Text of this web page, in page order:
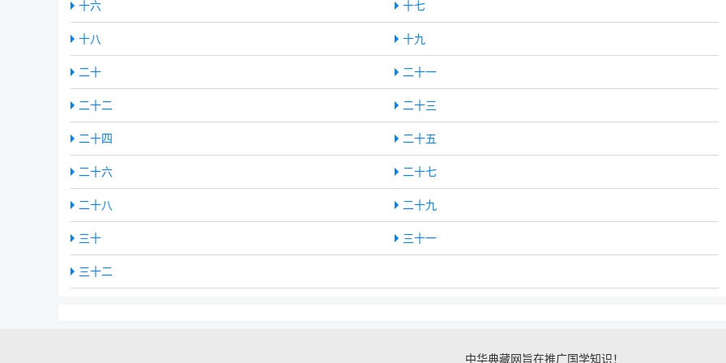
十六 十七
十八 十九
二十 二十一
二十二 二十三
二十四 二十五
二十六 二十七
二十八 二十九
三十 三十一
三十二
中华典藏网旨在推广国学知识！